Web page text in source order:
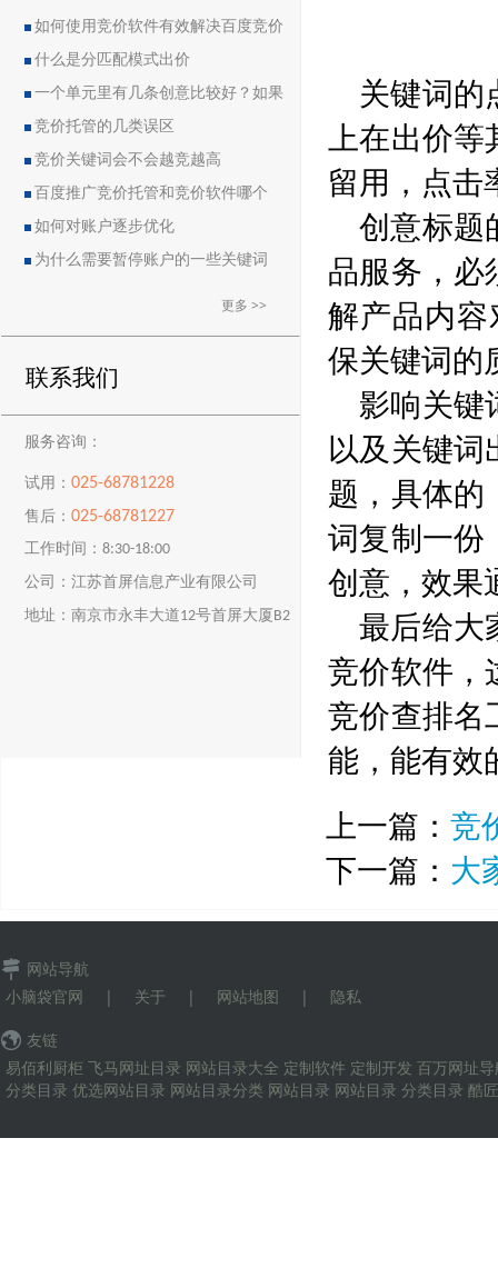
如何使用竞价软件有效解决百度竞价
中的恶点问题
什么是分匹配模式出价
一个单元里有几条创意比较好？如果
删除创意会导致账户流量突然下降吗？
竞价托管的几类误区
竞价关键词会不会越竞越高
百度推广竞价托管和竞价软件哪个
好？
如何对账户逐步优化
为什么需要暂停账户的一些关键词
更多 >>
联系我们
服务咨询：
试用：025-68781228
售后：025-68781227
工作时间：8:30-18:00
公司：江苏首屏信息产业有限公司
地址：南京市永丰大道12号首屏大厦B2
关键词的
上在出价等
留用，点击
创意标题
品服务，必
解产品内
保关键词的
影响关键
以及关键词
题，具体的
词复制一份
创意，效果
最后给
竞价软件，
竞价查排名
能，能有效
上一篇： 竞
下一篇： 大
网站导航
小脑袋官网
| 关于 | 网站地图 | 隐私
友链
易佰利厨柜 飞马网址目录 网站目录大全 定制软件 定制开发 百万网址
分类目录 优选网站目录 网站目录分类 网站目录 网站目录 分类目录 酷